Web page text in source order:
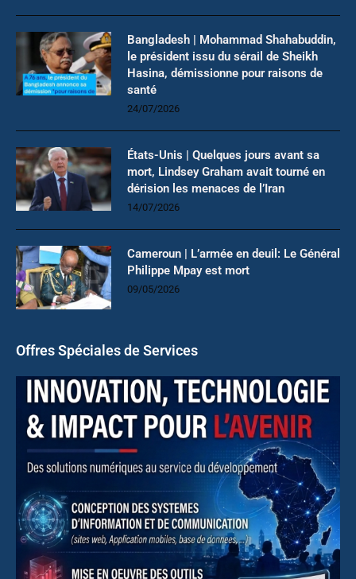
Bangladesh | Mohammad Shahabuddin,
le président issu du sérail de Sheikh
Hasina, démissionne pour raisons de
santé
24/07/2026
États-Unis | Quelques jours avant sa
mort, Lindsey Graham avait tourné en
dérision les menaces de l’Iran
14/07/2026
Cameroun | L’armée en deuil: Le Général
Philippe Mpay est mort
09/05/2026
Offres Spéciales de Services